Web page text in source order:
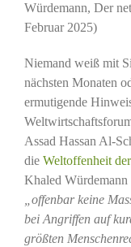
Würdemann, Der
Februar 2025)
Niemand weiß mit
nächsten Monaten
ermutigende
Assad Hassan Al-
die Weltoffenheit
Khaled Würdemann
„offenbar keine
bei Angriffen auf
größten